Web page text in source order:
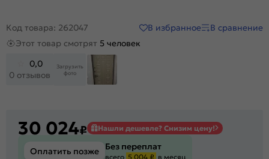
Код товара: 262047 В избранное
В сравнение
Этот товар смотрят 5 человек
0,0
0 отзывов
Загрузить
фото
30 024₽ Нашли дешевле? Снизим цену!
Оплатить позже Без переплат
всего 5 004 ₽ в месяц